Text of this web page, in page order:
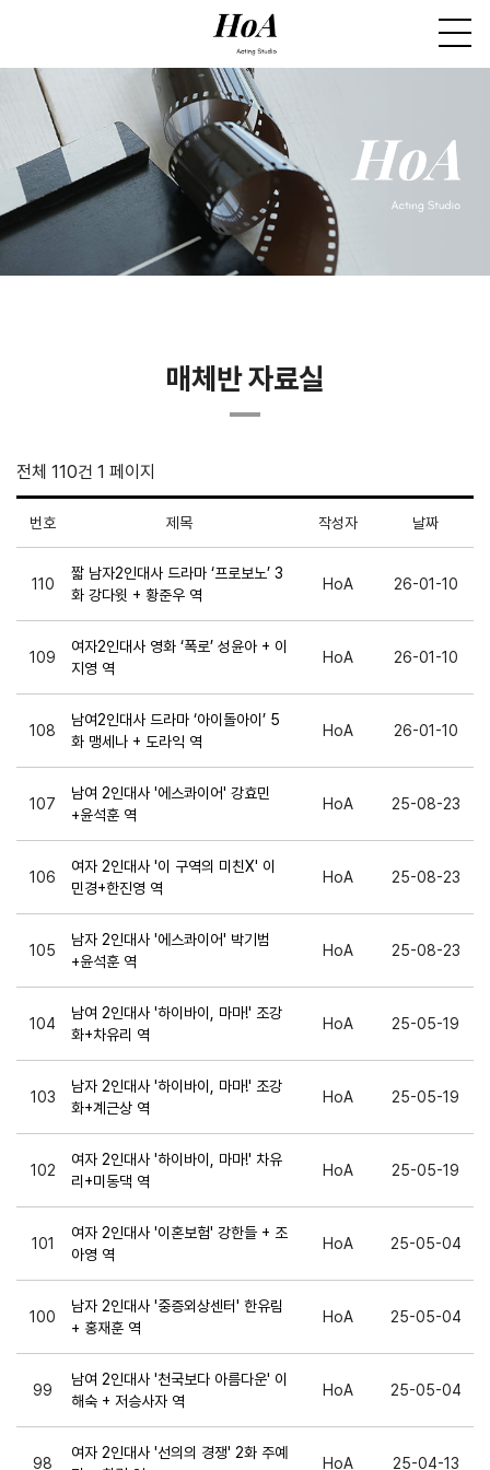
매체반 자료실
전체 110건 1 페이지
번호 제목 작성자 날짜
110
짧 남자2인대사 드라마 ‘프로보노’ 3
화 강다윗 + 황준우 역
HoA 26-01-10
109
여자2인대사 영화 ‘폭로’ 성윤아 + 이
지영 역
HoA 26-01-10
108
남여2인대사 드라마 ‘아이돌아이’ 5
화 맹세나 + 도라익 역
HoA 26-01-10
107
남여 2인대사 '에스콰이어' 강효민
+윤석훈 역
HoA 25-08-23
106
여자 2인대사 '이 구역의 미친X' 이
민경+한진영 역
HoA 25-08-23
105
남자 2인대사 '에스콰이어' 박기범
+윤석훈 역
HoA 25-08-23
104
남여 2인대사 '하이바이, 마마!' 조강
화+차유리 역
HoA 25-05-19
103
남자 2인대사 '하이바이, 마마!' 조강
화+계근상 역
HoA 25-05-19
102
여자 2인대사 '하이바이, 마마!' 차유
리+미동댁 역
HoA 25-05-19
101
여자 2인대사 '이혼보험' 강한들 + 조
아영 역
HoA 25-05-04
100
남자 2인대사 '중증외상센터' 한유림
+ 홍재훈 역
HoA 25-05-04
99
남여 2인대사 '천국보다 아름다운' 이
해숙 + 저승사자 역
HoA 25-05-04
98
여자 2인대사 '선의의 경쟁' 2화 주예
HoA 25-04-13